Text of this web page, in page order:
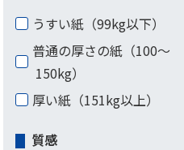
うすい紙（99kg以下）
普通の厚さの紙（100〜
150kg）
厚い紙（151kg以上）
質感